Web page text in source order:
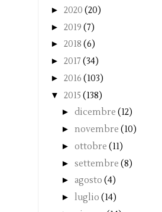
► 2020 (20)
► 2019 (7)
► 2018 (6)
► 2017 (34)
► 2016 (103)
▼ 2015 (138)
► dicembre (12)
► novembre (10)
► ottobre (11)
► settembre (8)
► agosto (4)
► luglio (14)